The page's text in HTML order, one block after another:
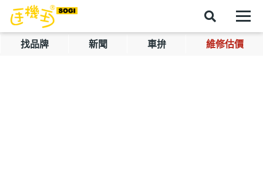
找品牌 新聞 車拚 維修估價